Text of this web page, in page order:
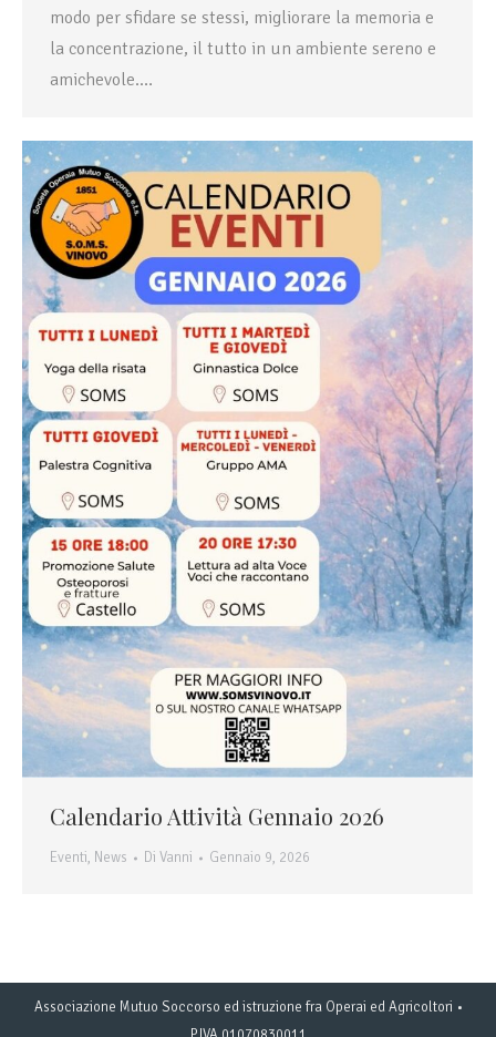
modo per sfidare se stessi, migliorare la memoria e
la concentrazione, il tutto in un ambiente sereno e
amichevole.…
Calendario Attività Gennaio 2026
Eventi, News Di Vanni Gennaio 9, 2026
Associazione Mutuo Soccorso ed istruzione fra Operai ed Agricoltori •